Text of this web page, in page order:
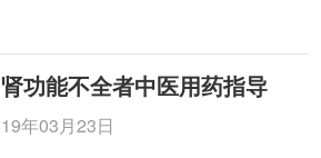
肾功能不全者中医用药指导
19年03月23日